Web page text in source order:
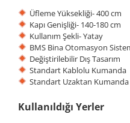
Üfleme Yüksekliği- 400 cm
Kapı Genişliği- 140-180 cm
Kullanım Şekli- Yatay
BMS Bina Otomasyon
Değiştirilebilir Dış Tasarım
Standart Kablolu Kumanda
Standart Uzaktan Kumanda
Kullanıldığı Yerler